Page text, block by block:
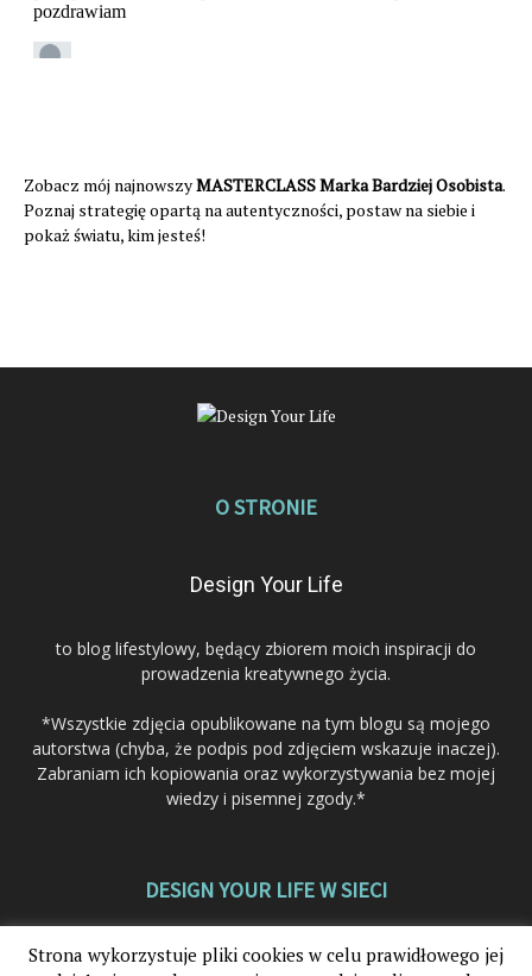
Zobacz mój najnowszyMASTERCLASS Marka Bardziej Osobista.
Poznaj strategię opartą na autentyczności, postaw na siebie i
pokaż światu, kim jesteś!
O STRONIE
Design Your Life
to blog lifestylowy, będący zbiorem moich inspiracji do
prowadzenia kreatywnego życia.
*Wszystkie zdjęcia opublikowane na tym blogu są mojego
autorstwa (chyba, że podpis pod zdjęciem wskazuje inaczej).
Zabraniam ich kopiowania oraz wykorzystywania bez mojej
wiedzy i pisemnej zgody.*
DESIGN YOUR LIFE W SIECI
Strona wykorzystuje pliki cookies w celu prawidłowego jej